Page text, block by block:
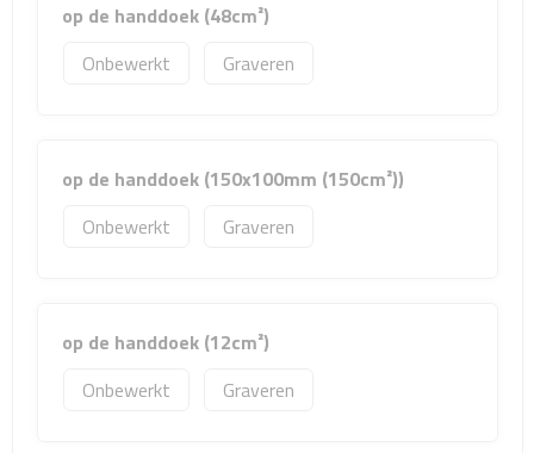
Rijbewijs- & kentekenhoezen
Veiligheidshamers
Veiligheidssets
Fiets Accessoires
Fietsbellen
op de handdoek (48cm²)
Onbewerkt
Graveren
op de handdoek (150x100mm (150cm²))
Onbewerkt
Graveren
op de handdoek (12cm²)
Onbewerkt
Graveren